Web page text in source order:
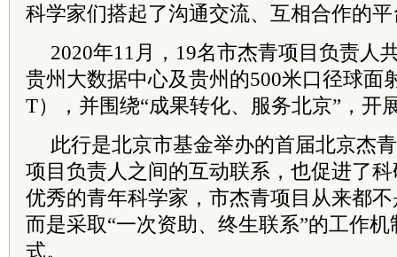
科学家们搭起了沟通交流、互相合作的
2020年11月，19名市杰青项目负责人
贵州大数据中心及贵州的500米口径球面
T），并围绕“成果转化、服务北京”，开
此行是北京市基金举办的首届北京杰
项目负责人之间的互动联系，也促进了
优秀的青年科学家，市杰青项目从来都
而是采取“一次资助、终生联系”的工作
式。